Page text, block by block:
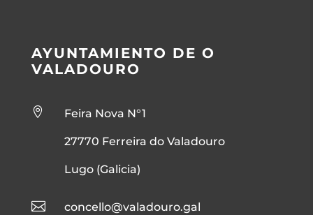
AYUNTAMIENTO DE O
VALADOURO
 Feira Nova N°1
27770 Ferreira do Valadouro
Lugo (Galicia)
 concello@valadouro.gal